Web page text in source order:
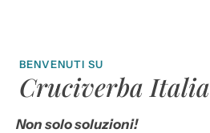
BENVENUTI SU
Cruciverba Italia
Non solo soluzioni!